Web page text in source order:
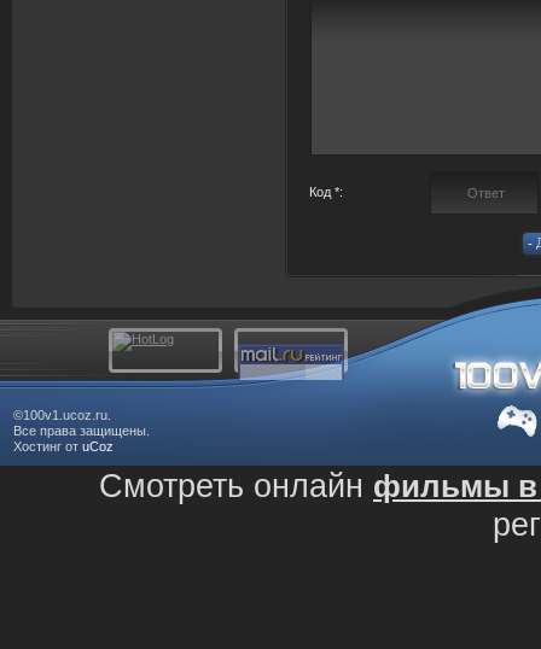
Код *:
©100v1.ucoz.ru.
Все права защищены.
Хостинг от uCoz
Смотреть онлайн фильмы в